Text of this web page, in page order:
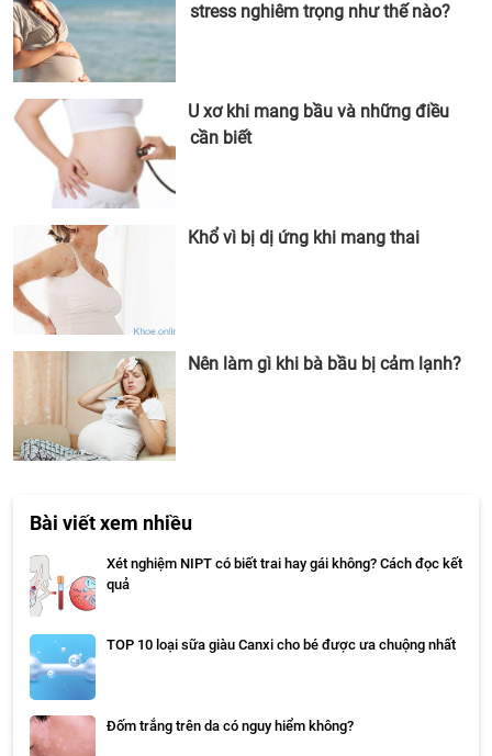
stress nghiêm trọng như thế nào?
U xơ khi mang bầu và những điều
cần biết
Khổ vì bị dị ứng khi mang thai
Nên làm gì khi bà bầu bị cảm lạnh?
Bài viết xem nhiều
Xét nghiệm NIPT có biết trai hay gái không? Cách đọc kết
quả
TOP 10 loại sữa giàu Canxi cho bé được ưa chuộng nhất
Đốm trắng trên da có nguy hiểm không?